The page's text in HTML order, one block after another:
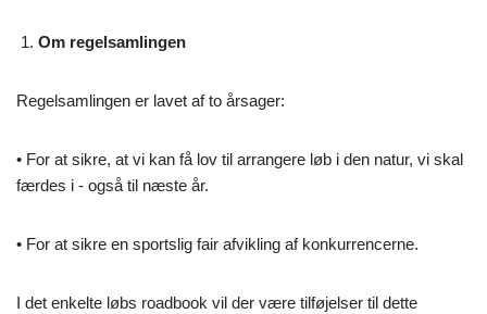
Om regelsamlingen
Regelsamlingen er lavet af to årsager:
• For at sikre, at vi kan få lov til arrangere løb i den natur, vi skal
færdes i -­­ også til næste år.
• For at sikre en sportslig fair afvikling af konkurrencerne.
I det enkelte løbs roadbook vil der være tilføjelser til dette